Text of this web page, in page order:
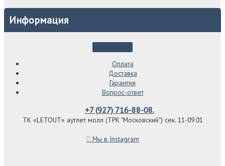
Информация
Оплата
Доставка
Гарантия
Вопрос-ответ
+7 (927) 716-88-08.
ТК «LETOUT» аутлет молл (ТРК "Московский") сек. 11-09.01
Мы в Instagram